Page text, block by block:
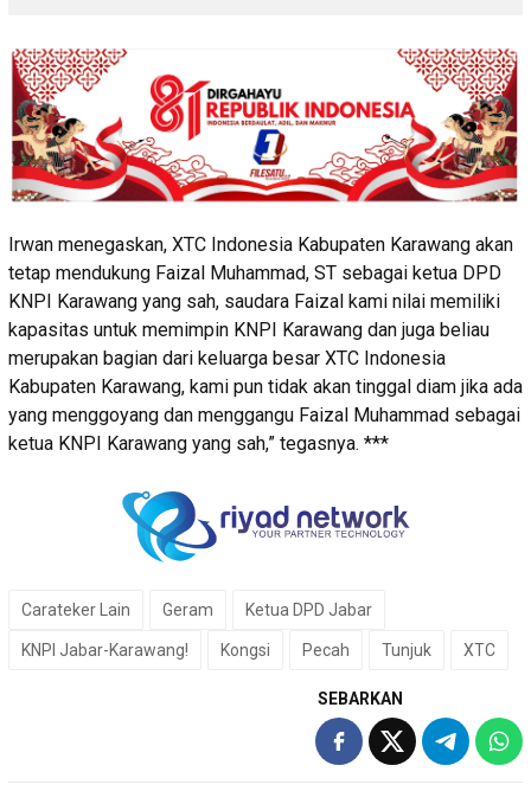
Irwan menegaskan, XTC Indonesia Kabupaten Karawang akan
tetap mendukung Faizal Muhammad, ST sebagai ketua DPD
KNPI Karawang yang sah, saudara Faizal kami nilai memiliki
kapasitas untuk memimpin KNPI Karawang dan juga beliau
merupakan bagian dari keluarga besar XTC Indonesia
Kabupaten Karawang, kami pun tidak akan tinggal diam jika ada
yang menggoyang dan menggangu Faizal Muhammad sebagai
ketua KNPI Karawang yang sah,” tegasnya. ***
Carateker Lain Geram Ketua DPD Jabar
KNPI Jabar-Karawang! Kongsi Pecah Tunjuk XTC
SEBARKAN